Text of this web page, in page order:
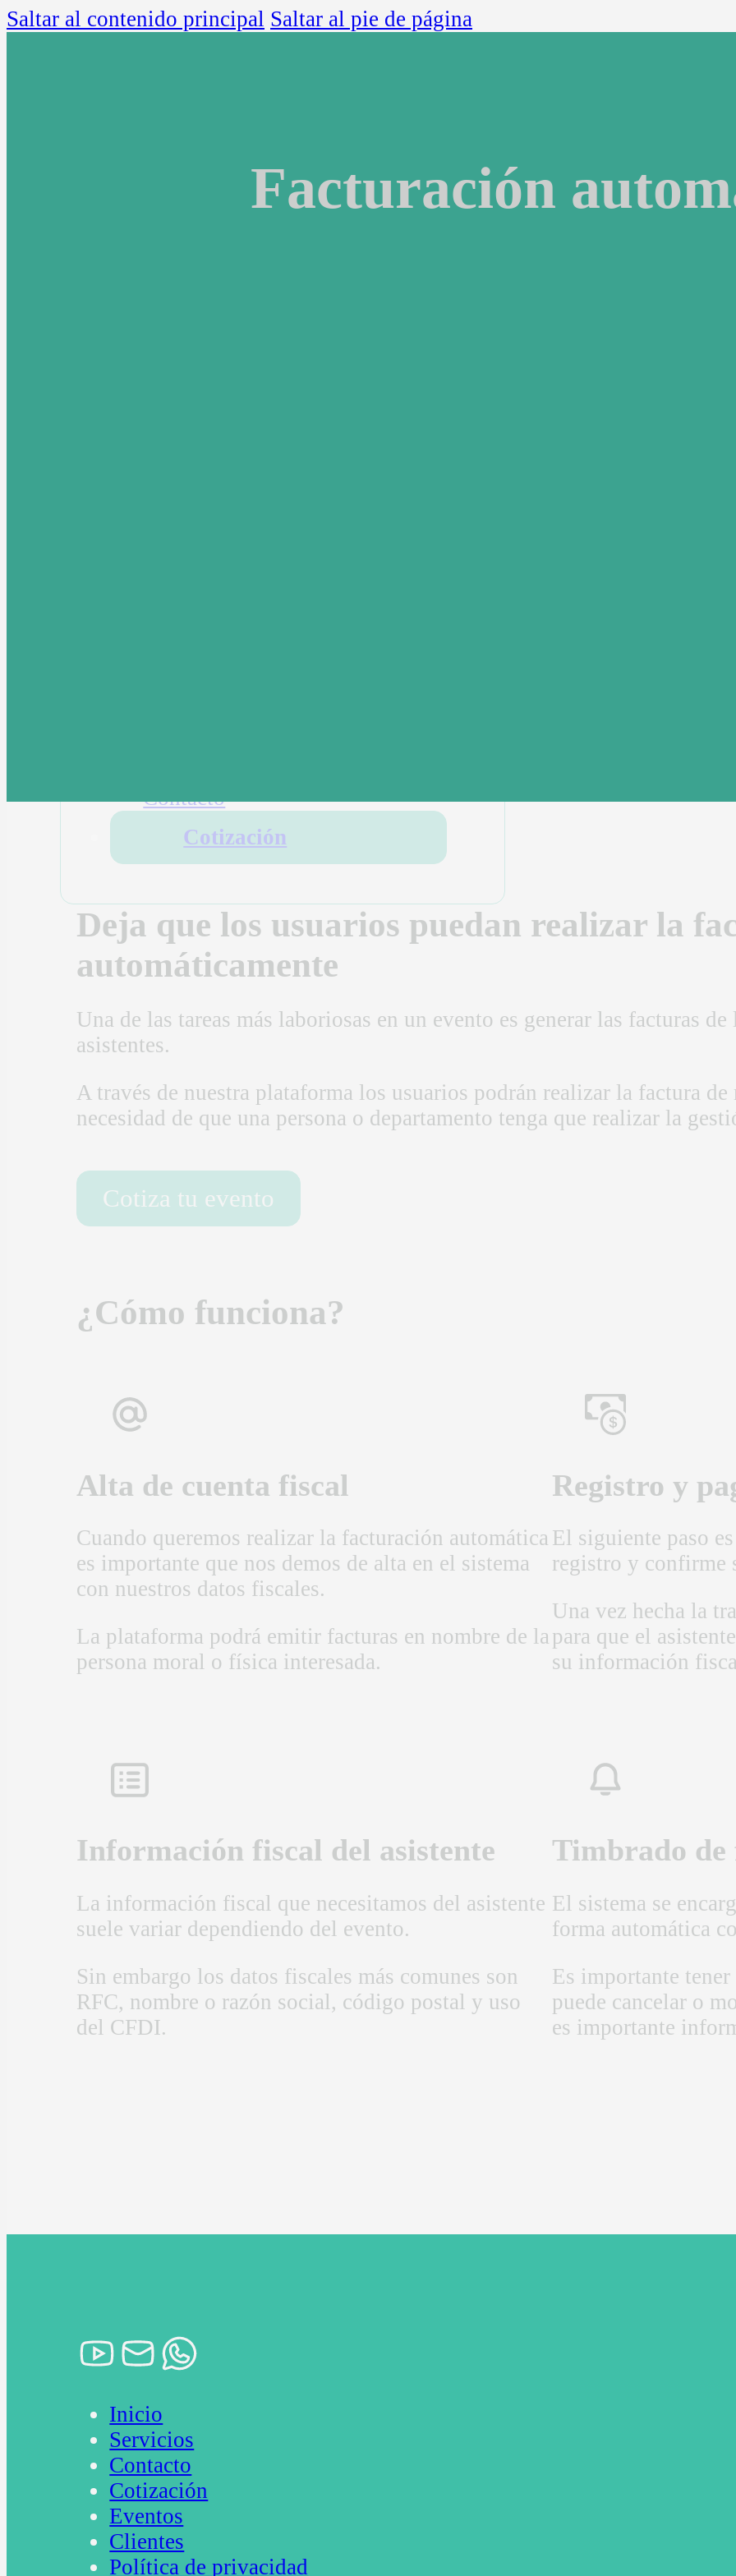
Saltar al contenido principal Saltar al pie de página
Contacto
Cotización
Facturación
Deja que los usuarios puedan realizar la
automáticamente
Una de las tareas más laboriosas en un evento es generar las facturas
asistentes.
A través de nuestra plataforma los usuarios podrán realizar la factura
necesidad de que una persona o departamento tenga que realizar la
Cotiza tu evento
¿Cómo funciona?
Alta de cuenta fiscal
Cuando queremos realizar la facturación automática
es importante que nos demos de alta en el sistema
con nuestros datos fiscales.
La plataforma podrá emitir facturas en nombre de la
persona moral o física interesada.
Registro y
El siguiente paso
registro y confirme
Una vez hecha la
para que el
su información
Información fiscal del asistente
La información fiscal que necesitamos del asistente
suele variar dependiendo del evento.
Sin embargo los datos fiscales más comunes son
RFC, nombre o razón social, código postal y uso
del CFDI.
Timbrado
El sistema se
forma automática
Es importante
puede cancelar o
es importante
Inicio
Servicios
Contacto
Cotización
Eventos
Clientes
Política de privacidad